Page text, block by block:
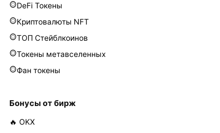
DeFi Токены
Криптовалюты NFT
ТОП Стейблкоинов
Токены метавселенных
Фан токены
Бонусы от бирж
🔥 OKX